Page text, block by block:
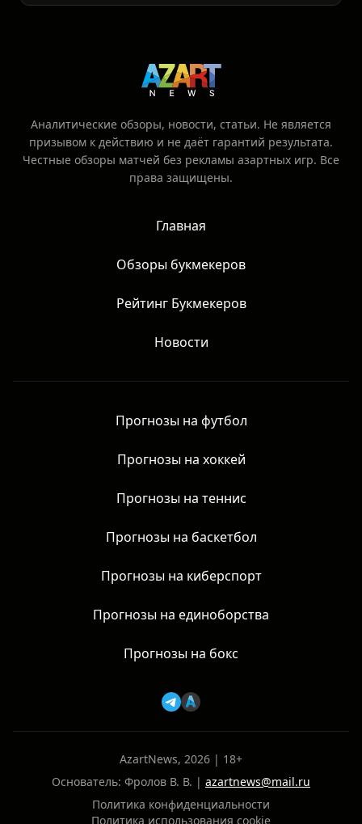
Аналитические обзоры, новости, статьи. Не является
призывом к действию и не даёт гарантий результата.
Честные обзоры матчей без рекламы азартных игр. Все
права защищены.
Главная
Обзоры букмекеров
Рейтинг Букмекеров
Новости
Прогнозы на футбол
Прогнозы на хоккей
Прогнозы на теннис
Прогнозы на баскетбол
Прогнозы на киберспорт
Прогнозы на единоборства
Прогнозы на бокс
AzartNews, 2026 | 18+
Основатель: Фролов В. В. | azartnews@mail.ru
Политика конфиденциальности
Политика использования cookie